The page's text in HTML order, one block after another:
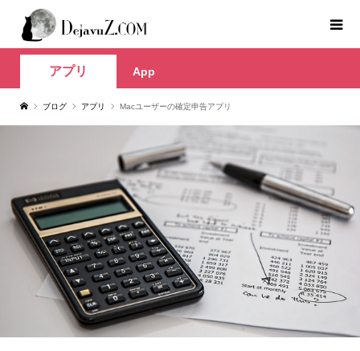
アプリ App
ブログ アプリ Macユーザーの確定申告アプリ